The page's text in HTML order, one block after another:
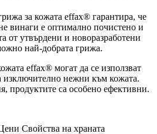
за кожата effax® гарантира, че
винаги е оптимално почистено и
от утвърдени и новоразработени
най-добрата грижа.
effax® могат да се използват
изключително нежни към кожата.
продуктите са особено ефективни.
Свойства на храната